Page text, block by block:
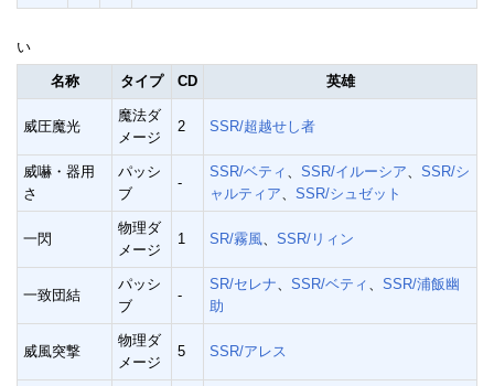
い
名称 タイプ CD 英雄
威圧魔光
魔法ダ
メージ
2 SSR/超越せし者
威嚇・器用
さ
パッシ
ブ
-
SSR/ベティ SSR/イルーシア
SSR/シ
ャルティア
SSR/シュゼット
一閃
物理ダ
メージ
1 SR/霧風 SSR/リィン
一致団結
パッシ
ブ
-
SR/セレナ SSR/ベティ
SSR/浦飯幽
助
威風突撃
物理ダ
メージ
5 SSR/アレス